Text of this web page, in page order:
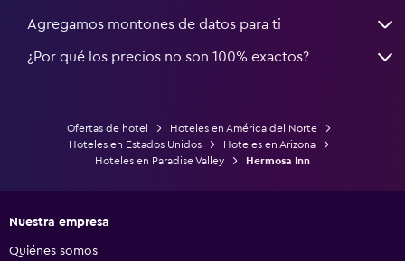
Agregamos montones de datos para ti
¿Por qué los precios no son 100% exactos?
Ofertas de hotel
Hoteles en América del Norte
Hoteles en Estados Unidos
Hoteles en Arizona
Hoteles en Paradise Valley
Hermosa Inn
Nuestra empresa
Quiénes somos